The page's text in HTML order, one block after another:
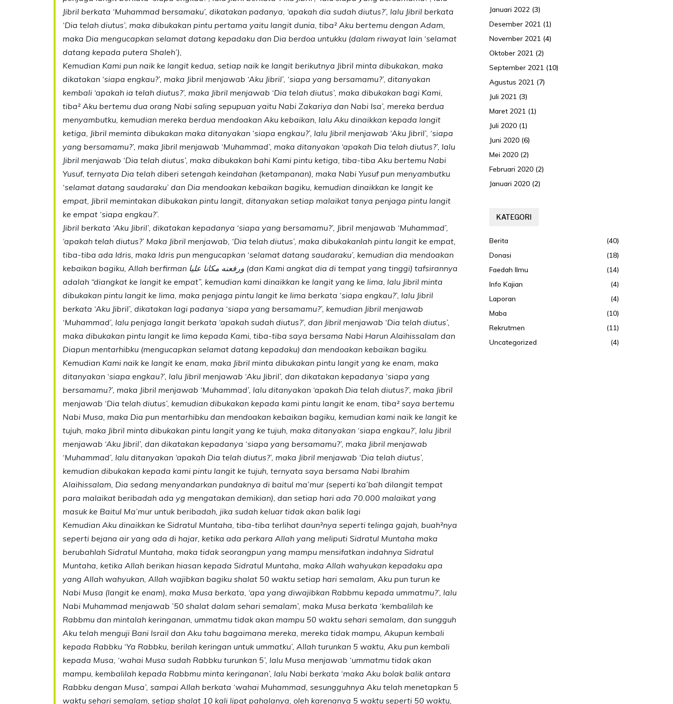
Jibril berkata ‘Muhammad bersamaku’, dikatakan padanya, ‘apakah dia sudah diutus?’, lalu Jibril berkata
‘Dia telah diutus’, maka dibukakan pintu pertama yaitu langit dunia, tiba² Aku bertemu dengan Adam,
maka Dia mengucapkan selamat datang kepadaku dan Dia berdoa untukku (dalam riwayat lain ‘selamat
datang kepada putera Shaleh’),
Kemudian Kami pun naik ke langit kedua, setiap naik ke langit berikutnya Jibril minta dibukakan, maka
dikatakan ‘siapa engkau?’, maka Jibril menjawab ‘Aku Jibril’, ‘siapa yang bersamamu?’, ditanyakan
kembali ‘apakah ia telah diutus?’, maka Jibril menjawab ‘Dia telah diutus’, maka dibukakan bagi Kami,
tiba² Aku bertemu dua orang Nabi saling sepupuan yaitu Nabi Zakariya dan Nabi Isa’, mereka berdua
menyambutku, kemudian mereka berdua mendoakan Aku kebaikan, lalu Aku dinaikkan kepada langit
ketiga, Jibril meminta dibukakan maka ditanyakan ‘siapa engkau?’, lalu Jibril menjawab ‘Aku Jibril’, ‘siapa
yang bersamamu?’, maka Jibril menjawab ‘Muhammad’, maka ditanyakan ‘apakah Dia telah diutus?’, lalu
Jibril menjawab ‘Dia telah diutus’, maka dibukakan bahi Kami pintu ketiga, tiba-tiba Aku bertemu Nabi
Yusuf, ternyata Dia telah diberi setengah keindahan (ketampanan), maka Nabi Yusuf pun menyambutku
‘selamat datang saudaraku’ dan Dia mendoakan kebaikan bagiku, kemudian dinaikkan ke langit ke
empat, Jibril memintakan dibukakan pintu langit, ditanyakan setiap malaikat tanya penjaga pintu langit
ke empat ‘siapa engkau?’.
Jibril berkata ‘Aku Jibril’, dikatakan kepadanya ‘siapa yang bersamamu?’, Jibril menjawab ‘Muhammad’,
‘apakah telah diutus?’ Maka Jibril menjawab, ‘Dia telah diutus’, maka dibukakanlah pintu langit ke empat,
tiba-tiba ada Idris, maka Idris pun mengucapkan ‘selamat datang saudaraku’, kemudian dia mendoakan
kebaikan bagiku, Allah berfirman ورفعنه مكانا عليا (dan Kami angkat dia di tempat yang tinggi) tafsirannya
adalah “diangkat ke langit ke empat”, kemudian kami dinaikkan ke langit yang ke lima, lalu Jibril minta
dibukakan pintu langit ke lima, maka penjaga pintu langit ke lima berkata ‘siapa engkau?’, lalu Jibril
berkata ‘Aku Jibril’, dikatakan lagi padanya ‘siapa yang bersamamu?’, kemudian Jibril menjawab
‘Muhammad’, lalu penjaga langit berkata ‘apakah sudah diutus?’, dan Jibril menjawab ‘Dia telah diutus’,
maka dibukakan pintu langit ke lima kepada Kami, tiba-tiba saya bersama Nabi Harun Alaihissalam dan
Diapun mentarhibku (mengucapkan selamat datang kepadaku) dan mendoakan kebaikan bagiku.
Kemudian Kami naik ke langit ke enam, maka Jibril minta dibukakan pintu langit yang ke enam, maka
ditanyakan ‘siapa engkau?’, lalu Jibril menjawab ‘Aku Jibril’, dan dikatakan kepadanya ‘siapa yang
bersamamu?’, maka Jibril menjawab ‘Muhammad’, lalu ditanyakan ‘apakah Dia telah diutus?’, maka Jibril
menjawab ‘Dia telah diutus’, kemudian dibukakan kepada kami pintu langit ke enam, tiba² saya bertemu
Nabi Musa, maka Dia pun mentarhibku dan mendoakan kebaikan bagiku, kemudian kami naik ke langit ke
tujuh, maka Jibril minta dibukakan pintu langit yang ke tujuh, maka ditanyakan ‘siapa engkau?’, lalu Jibril
menjawab ‘Aku Jibril’, dan dikatakan kepadanya ‘siapa yang bersamamu?’, maka Jibril menjawab
‘Muhammad’, lalu ditanyakan ‘apakah Dia telah diutus?’, maka Jibril menjawab ‘Dia telah diutus’,
kemudian dibukakan kepada kami pintu langit ke tujuh, ternyata saya bersama Nabi Ibrahim
Alaihissalam, Dia sedang menyandarkan pundaknya di baitul ma’mur (seperti ka’bah dilangit tempat
para malaikat beribadah ada yg mengatakan demikian), dan setiap hari ada 70.000 malaikat yang
masuk ke Baitul Ma’mur untuk beribadah, jika sudah keluar tidak akan balik lagi
Kemudian Aku dinaikkan ke Sidratul Muntaha, tiba-tiba terlihat daun²nya seperti telinga gajah, buah²nya
seperti bejana air yang ada di hajar, ketika ada perkara Allah yang meliputi Sidratul Muntaha maka
berubahlah Sidratul Muntaha, maka tidak seorangpun yang mampu mensifatkan indahnya Sidratul
Muntaha, ketika Allah berikan hiasan kepada Sidratul Muntaha, maka Allah wahyukan kepadaku apa
yang Allah wahyukan, Allah wajibkan bagiku shalat 50 waktu setiap hari semalam, Aku pun turun ke
Nabi Musa (langit ke enam), maka Musa berkata, ‘apa yang diwajibkan Rabbmu kepada ummatmu?’, lalu
Nabi Muhammad menjawab ’50 shalat dalam sehari semalam’, maka Musa berkata ‘kembalilah ke
Rabbmu dan mintalah keringanan, ummatmu tidak akan mampu 50 waktu sehari semalam, dan sungguh
Aku telah menguji Bani Israil dan Aku tahu bagaimana mereka, mereka tidak mampu, Akupun kembali
kepada Rabbku ‘Ya Rabbku, berilah keringan untuk ummatku’, Allah turunkan 5 waktu, Aku pun kembali
kepada Musa, ‘wahai Musa sudah Rabbku turunkan 5’, lalu Musa menjawab ‘ummatmu tidak akan
mampu, kembalilah kepada Rabbmu minta keringanan’, lalu Nabi berkata ‘maka Aku bolak balik antara
Rabbku dengan Musa’, sampai Allah berkata ‘wahai Muhammad, sesungguhnya Aku telah menetapkan 5
waktu sehari semalam, setiap shalat 10 kali lipat pahalanya, oleh karenanya 5 waktu seperti 50 waktu,
Januari 2022 (3)
Desember 2021 (1)
November 2021 (4)
Oktober 2021 (2)
September 2021 (10)
Agustus 2021 (7)
Juli 2021 (3)
Maret 2021 (1)
Juli 2020 (1)
Juni 2020 (6)
Mei 2020 (2)
Februari 2020 (2)
Januari 2020 (2)
KATEGORI
Berita
(40)
Donasi
(18)
Faedah Ilmu
(14)
Info Kajian
(4)
Laporan
(4)
Maba
(10)
Rekrutmen
(11)
Uncategorized
(4)